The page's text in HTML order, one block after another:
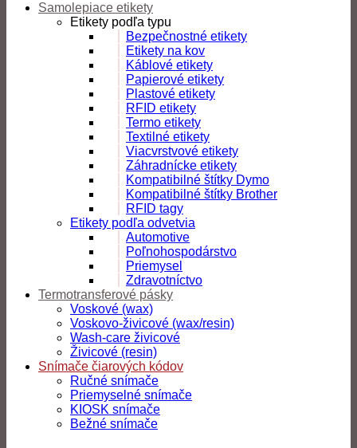
Samolepiace etikety
Etikety podľa typu
Bezpečnostné etikety
Etikety na kov
Káblové etikety
Papierové etikety
Plastové etikety
RFID etikety
Termo etikety
Textilné etikety
Viacvrstvové etikety
Záhradnícke etikety
Kompatibilné štítky Dymo
Kompatibilné štítky Brother
RFID tagy
Etikety podľa odvetvia
Automotive
Poľnohospodárstvo
Priemysel
Zdravotníctvo
Termotransferové pásky
Voskové (wax)
Voskovo-živicové (wax/resin)
Wash-care živicové
Živicové (resin)
Snímače čiarových kódov
Ručné snímače
Priemyselné snímače
KIOSK snímače
Bežné snímače